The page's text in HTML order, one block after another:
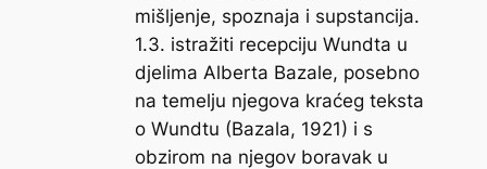
mišljenje, spoznaja i supstancija.
1.3. istražiti recepciju Wundta u
djelima Alberta Bazale, posebno
na temelju njegova kraćeg teksta
o Wundtu (Bazala, 1921) i s
obzirom na njegov boravak u